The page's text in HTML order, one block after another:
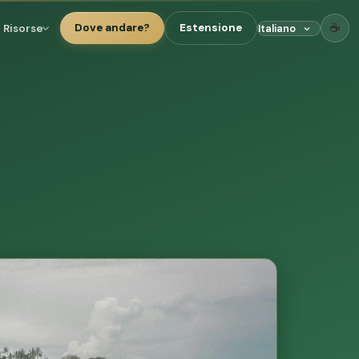
Risorse Dove andare? Estensione ☕